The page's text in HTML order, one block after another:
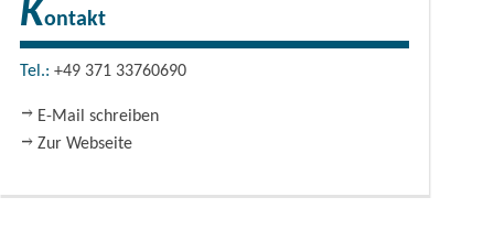
Kontakt
Tel.:+49 371 33760690
E-Mail schreiben
Zur Webseite